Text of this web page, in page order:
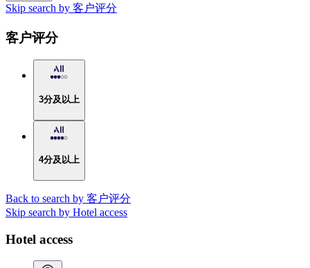
Skip search by 客户评分
客户评分
3分及以上
4分及以上
Back to search by 客户评分
Skip search by Hotel access
Hotel access